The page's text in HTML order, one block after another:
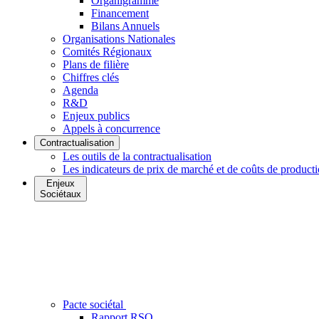
Financement
Bilans Annuels
Organisations Nationales
Comités Régionaux
Plans de filière
Chiffres clés
Agenda
R&D
Enjeux publics
Appels à concurrence
Contractualisation
Les outils de la contractualisation
Les indicateurs de prix de marché et de coûts de
Enjeux
Sociétaux
Pacte sociétal